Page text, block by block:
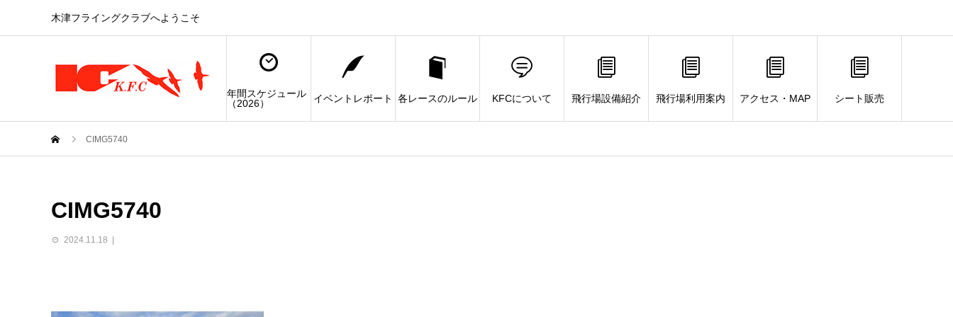
木津フライングクラブへようこそ
年間スケジュール
（2026）
イベントレポート 各レースのルール KFCについて 飛行場設備紹介 飛行場利用案内 アクセス・MAP シート販売
CIMG5740
CIMG5740
2024.11.18